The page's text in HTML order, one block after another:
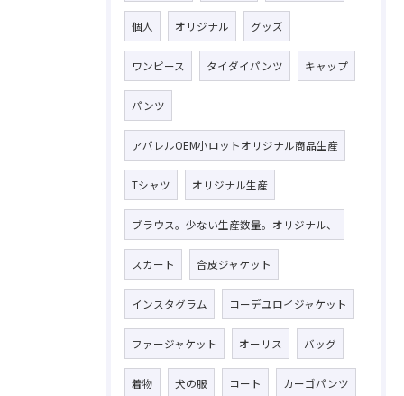
個人 オリジナル グッズ
ワンピース タイダイパンツ キャップ
パンツ
アパレルOEM小ロットオリジナル商品生産
Tシャツ オリジナル生産
ブラウス。少ない生産数量。オリジナル、
スカート 合皮ジャケット
インスタグラム コーデユロイジャケット
ファージャケット オーリス バッグ
着物 犬の服 コート カーゴパンツ